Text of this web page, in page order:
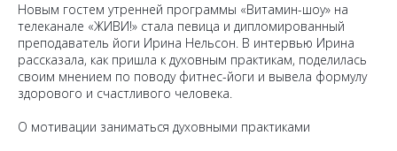
Новым гостем утренней программы «Витамин-шоу» на
телеканале «ЖИВИ!» стала певица и дипломированный
преподаватель йоги Ирина Нельсон. В интервью Ирина
рассказала, как пришла к духовным практикам, поделилась
своим мнением по поводу фитнес-йоги и вывела формулу
здорового и счастливого человека.
О мотивации заниматься духовными практиками